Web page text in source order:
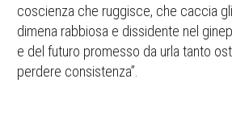
coscienza che ruggisce, che caccia
dimena rabbiosa e dissidente nel
e del futuro promesso da urla tanto
perdere consistenza”.